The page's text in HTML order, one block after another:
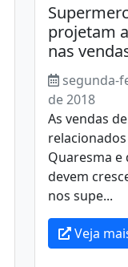
projetam
nas
segunda-
de 2018
As vendas
Quaresma e
devem
nos supe...
Veja